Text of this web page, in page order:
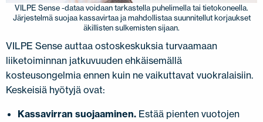
VILPE Sense -dataa voidaan tarkastella puhelimella tai tietokoneella.
Järjestelmä suojaa kassavirtaa ja mahdollistaa suunnitellut korjaukset
äkillisten sulkemisten sijaan.
VILPE Sense auttaa ostoskeskuksia turvaamaan
liiketoiminnan jatkuvuuden ehkäisemällä
kosteusongelmia ennen kuin ne vaikuttavat vuokralaisiin.
Keskeisiä hyötyjä ovat:
Kassavirran suojaaminen. Estää pienten vuotojen